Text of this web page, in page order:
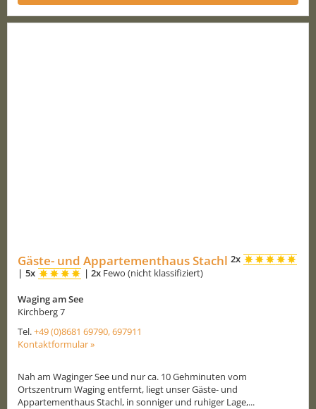
Gäste- und Appartementhaus Stachl 2x
| 5x | 2x Fewo (nicht klassifiziert)
Waging am See
Kirchberg 7
Tel.+49 (0)8681 69790, 697911
Kontaktformular »
Nah am Waginger See und nur ca. 10 Gehminuten vom
Ortszentrum Waging entfernt, liegt unser Gäste- und
Appartementhaus Stachl, in sonniger und ruhiger Lage,...